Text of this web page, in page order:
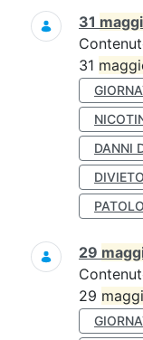
Ricerca
31
31
DANNI
29
29